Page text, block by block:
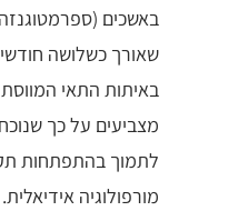
באשכים
שאורך כשלושה
באיתות התאי
מצביעים על כך
לתמוך בהתפתחות
מורפולוגיה אידיאלית.